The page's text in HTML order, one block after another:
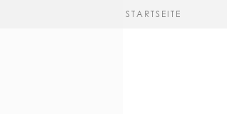
STARTSEITE